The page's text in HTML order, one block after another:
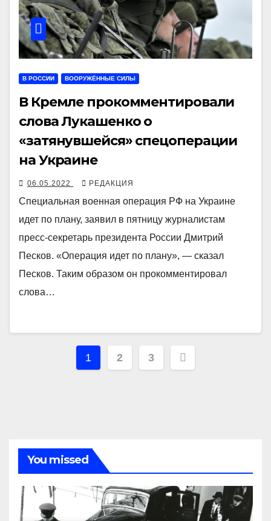
В РОССИИ ВООРУЖЁННЫЕ СИЛЫ
В Кремле прокомментировали
слова Лукашенко о
«затянувшейся» спецоперации
на Украине
06.05.2022 РЕДАКЦИЯ
Специальная военная операция РФ на Украине
идет по плану, заявил в пятницу журналистам
пресс-секретарь президента России Дмитрий
Песков. «Операция идет по плану», — сказал
Песков. Таким образом он прокомментировал
слова…
Навигация
1 2 3
You missed